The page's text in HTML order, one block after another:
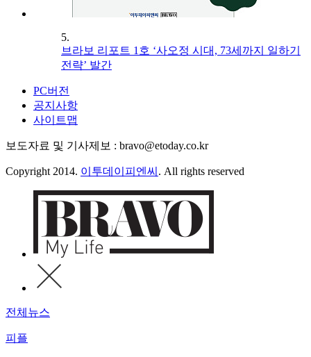
5.
브라보 리포트 1호 ‘사오정 시대, 73세까지 일하기
전략’ 발간
PC버전
공지사항
사이트맵
보도자료 및 기사제보 : bravo@etoday.co.kr
Copyright 2014. 이투데이피엔씨 . All rights reserved
전체뉴스
피플